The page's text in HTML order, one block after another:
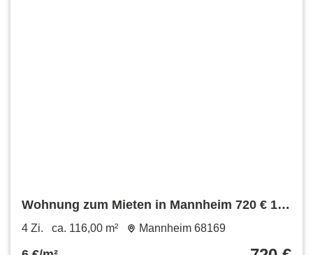
Wohnung zum Mieten in Mannheim 720 € 116
m²
4 Zi. ca. 116,00 m² Mannheim 68169